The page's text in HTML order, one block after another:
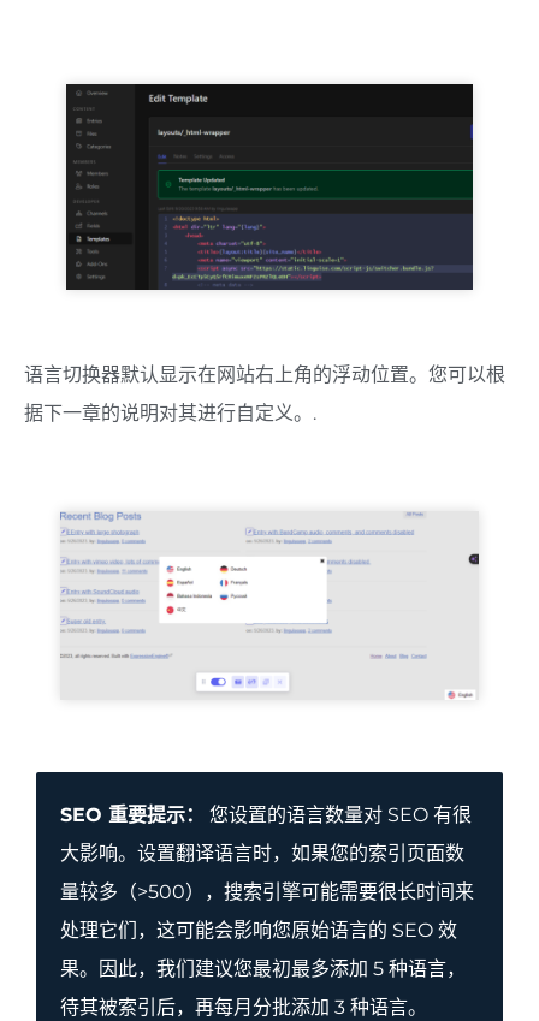
语言切换器默认显示在网站右上角的浮动位置。您可以根
据下一章的说明对其进行自定义。.
SEO 重要提示：
您设置的语言数量对 SEO 有很
大影响。设置翻译语言时，如果您的索引页面数
量较多（>500），搜索引擎可能需要很长时间来
处理它们，这可能会影响您原始语言的 SEO 效
果。因此，我们建议您最初最多添加 5 种语言，
待其被索引后，再每月分批添加 3 种语言。